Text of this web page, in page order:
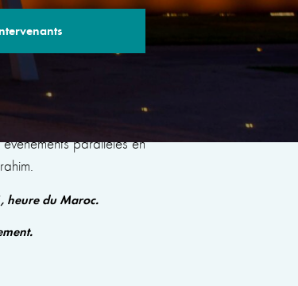
avec des experts renommés qui
parallèles en
heure du Maroc.